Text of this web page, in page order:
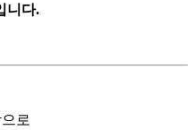
니다.
로